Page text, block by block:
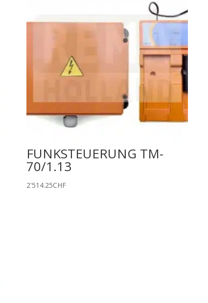
FUNKSTEUERUNG TM-
70/1.13
2'514.25CHF